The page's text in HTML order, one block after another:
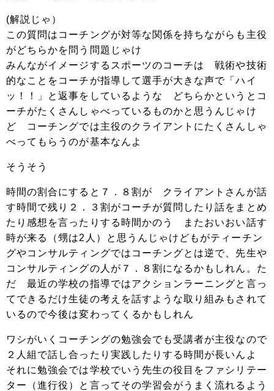
(解説じゃ）
この質問はコーチングが対等な関係を持ちながらも主役
がどちらかを問う問題じゃけ
みんながイメージするスポーツのコーチは 戦術や技術
的なことをコーチが指導して選手が大きな声で「ハイ
ッ！！」と返事をしているような どちらかというとコ
ーチがたくさんしゃべっているものかと思うんじゃけ
ど コーチングでは主役のクライアントにたくさんしゃ
べってもらうのが基本なんよ
そうそう
時間の割合にすると７．８割が クライアントさんが話
す時間で残り２．３割がコーチが質問したり話をまとめ
たり感想を言ったりする時間かのう またおいおい話す
時が来る（甥は2人）と思うんじゃけどもがティーチン
グやコンサルティングではコーチングとは逆で、先生や
コンサルティングの人が７．８割になるかもしれん。た
だ 最近の学校の指導ではアクションラーニングと言っ
てできるだけ生徒の考えを話すような取り組みもされて
いるので今後は変わってくるかもしれん
ワシがいくコーチングの勉強会でも受講者が主役なので
２人組で話し合ったり実践したりする時間が長いんよ
それに勉強会では学校でいう先生の役目をファシリテー
ター（進行役）と言ってその学習会がうまく流れるよう